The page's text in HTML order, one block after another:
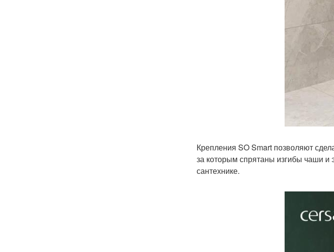
Крепления SO Smart позволяют
за которым спрятаны изгибы чаши
сантехнике.